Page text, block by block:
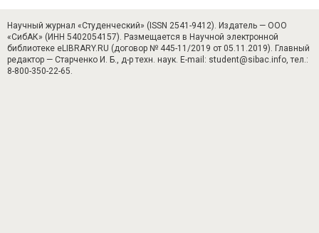
Научный журнал «Студенческий» (ISSN 2541-9412). Издатель — ООО
«СибАК» (ИНН 5402054157). Размещается в Научной электронной
библиотеке eLIBRARY.RU (договор № 445-11/2019 от 05.11.2019). Главный
редактор — Старченко И. Б., д-р техн. наук. E-mail: student@sibac.info, тел.:
8-800-350-22-65.